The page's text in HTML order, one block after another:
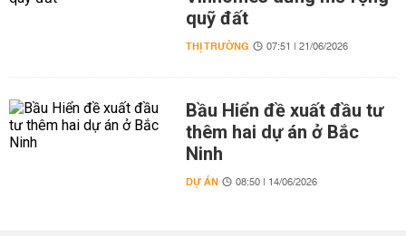
quỹ đất
THỊ TRƯỜNG 07:51 | 21/06/2026
Bầu Hiển đề xuất đầu tư
thêm hai dự án ở Bắc
Ninh
DỰ ÁN 08:50 | 14/06/2026